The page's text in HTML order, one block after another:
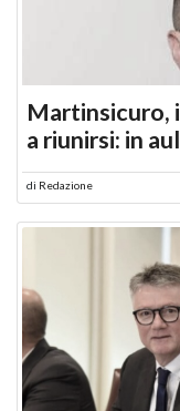
Martinsicuro,
a riunirsi: in
di Redazione